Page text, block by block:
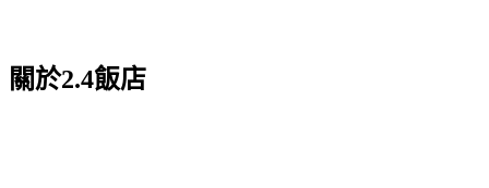
關於2.4飯店